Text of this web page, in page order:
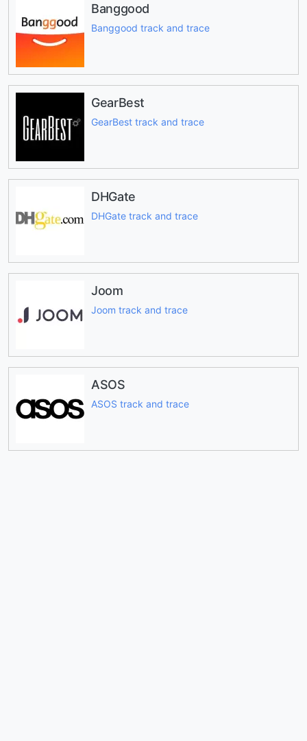
Banggood
Banggood track and trace
GearBest
GearBest track and trace
DHGate
DHGate track and trace
Joom
Joom track and trace
ASOS
ASOS track and trace